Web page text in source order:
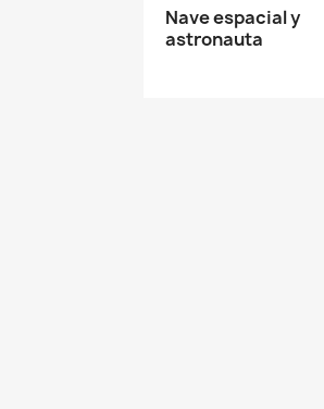
Nave espacial y
astronauta